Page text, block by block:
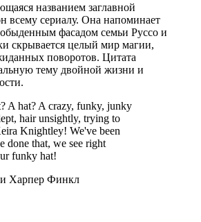
названием заглавной
всему сериалу. Она напоминает
фасадом семьи Руссо и
скрывается целый мир магии,
поворотов. Цитата
тему двойной жизни и
A hat? A crazy, funky, junky
hair unsightly, trying to
Knightley! We've been
done that, we see right
funky hat!
Харпер Финкл